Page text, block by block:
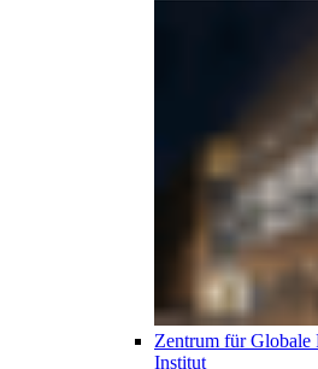
Zentrum für Globale
Institut